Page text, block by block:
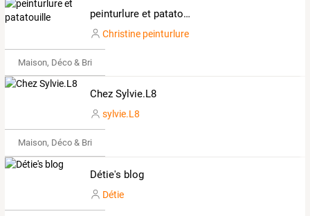
peinturlure et patatouille
Christine peinturlure
Maison, Déco & Bricolage
Chez Sylvie.L8
sylvie.L8
Maison, Déco & Bricolage
Détie's blog
Détie